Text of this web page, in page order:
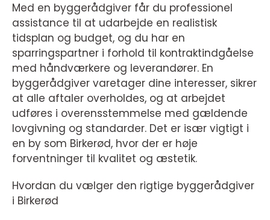
Med en byggerådgiver får du professionel
assistance til at udarbejde en realistisk
tidsplan og budget, og du har en
sparringspartner i forhold til kontraktindgåelse
med håndværkere og leverandører. En
byggerådgiver varetager dine interesser, sikrer
at alle aftaler overholdes, og at arbejdet
udføres i overensstemmelse med gældende
lovgivning og standarder. Det er især vigtigt i
en by som Birkerød, hvor der er høje
forventninger til kvalitet og æstetik.
Hvordan du vælger den rigtige byggerådgiver
i Birkerød